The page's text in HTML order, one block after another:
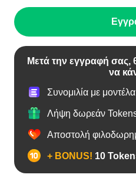
Μετά την εγγραφή σας,
να
Συνομιλία με
Λήψη δωρεάν
Αποστολή
+ BONUS! 10